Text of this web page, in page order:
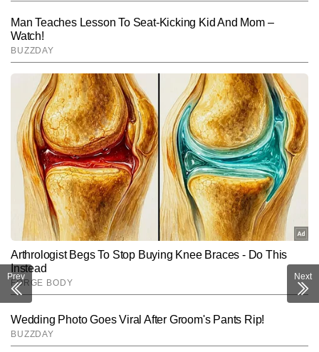
Prev Next